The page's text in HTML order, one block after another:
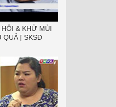
& KHỬ MÙI
QUẢ [ SKSĐ